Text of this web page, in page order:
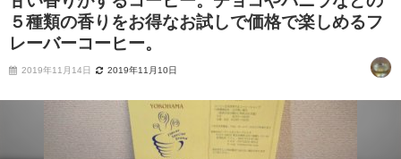
５種類の香りをお得なお試しで価格で楽しめるフ
レーバーコーヒー。
2019年11月14日 2019年11月10日